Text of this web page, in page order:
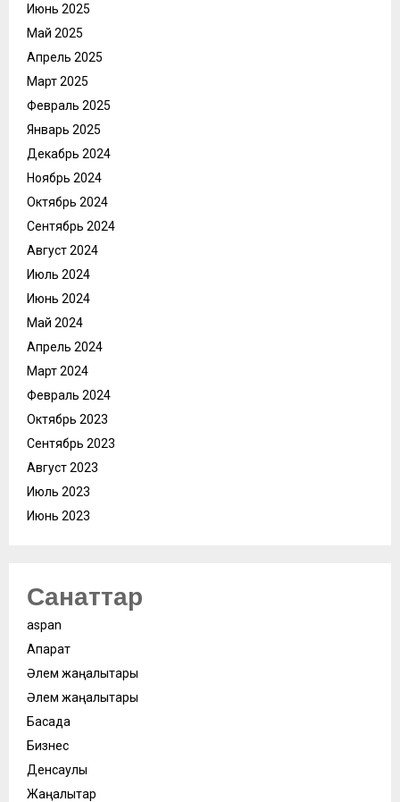
Июнь 2025
Май 2025
Апрель 2025
Март 2025
Февраль 2025
Январь 2025
Декабрь 2024
Ноябрь 2024
Октябрь 2024
Сентябрь 2024
Август 2024
Июль 2024
Июнь 2024
Май 2024
Апрель 2024
Март 2024
Февраль 2024
Октябрь 2023
Сентябрь 2023
Август 2023
Июль 2023
Июнь 2023
Санаттар
aspan
Ақпарат
Әлем жаңалықтары
Әлем жаңалықтары
Басқада
Бизнес
Денсаулық
Жаңалықтар